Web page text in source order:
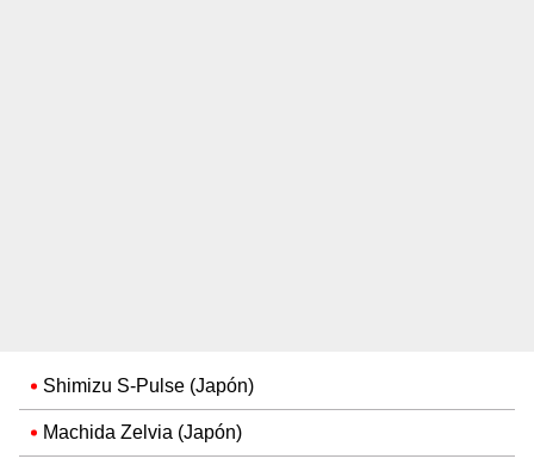
Shimizu S-Pulse (Japón)
Machida Zelvia (Japón)